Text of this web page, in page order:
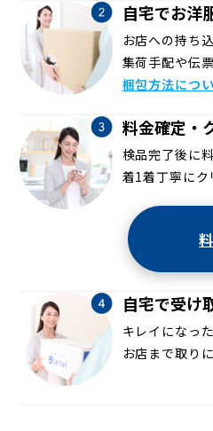
自宅でお洋
お店への持ち
集荷手配や伝
梱包方法につ
料金確定・
検品完了後に
着1着丁寧にク
自宅で受け
キレイになっ
お店まで取り